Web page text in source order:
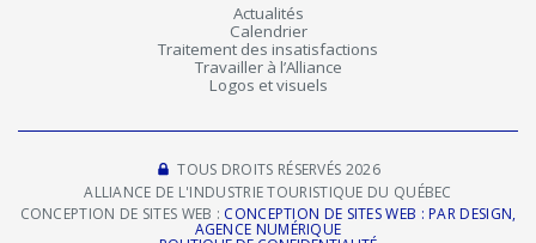
Actualités
Calendrier
Traitement des insatisfactions
Travailler à l’Alliance
Logos et visuels
TOUS DROITS RÉSERVÉS 2026
ALLIANCE DE L'INDUSTRIE TOURISTIQUE DU QUÉBEC
CONCEPTION DE SITES WEB : CONCEPTION DE SITES WEB : PAR DESIGN,
AGENCE NUMÉRIQUE